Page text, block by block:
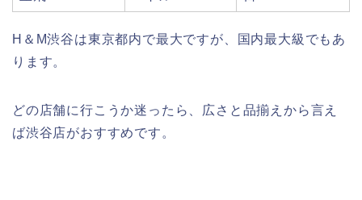
H＆M渋谷は東京都内で最大ですが、国内最大級でもあ
ります。
どの店舗に行こうか迷ったら、広さと品揃えから言え
ば渋谷店がおすすめです。